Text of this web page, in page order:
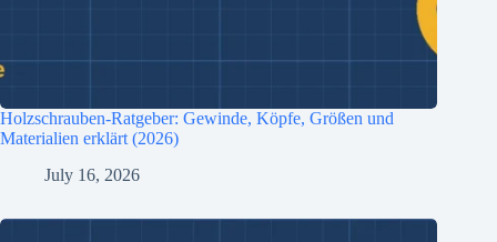
Holzschrauben-Ratgeber: Gewinde, Köpfe, Größen und
Materialien erklärt (2026)
July 16, 2026